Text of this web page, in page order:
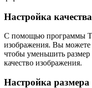
Настройка
С помощью программы
изображения. Вы можете
чтобы уменьшить
качество изображения.
Настройка